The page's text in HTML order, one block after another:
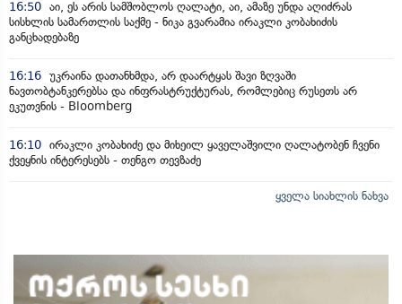
16:50 აი, ეს არის სამშობლოს ღალატი, აი, ამაზე უნდა აღიძრას
სისხლის სამართლის საქმე - ნიკა გვარამია ირაკლი კობახიძის
განცხადებაზე
16:16 უკრაინა დათანხმდა, არ დაარტყას შავი ზღვაში
ნავთობტანკერებსა და ინფრასტრუქტურას, რომლებიც რუსეთს არ
ეკუთვნის - Bloomberg
16:10 ირაკლი კობახიძე და მიხეილ ყაველაშვილი ღალატობენ ჩვენი
ქვეყნის ინტერესებს - თენგო თევზაძე
ყველა სიახლის ნახვა